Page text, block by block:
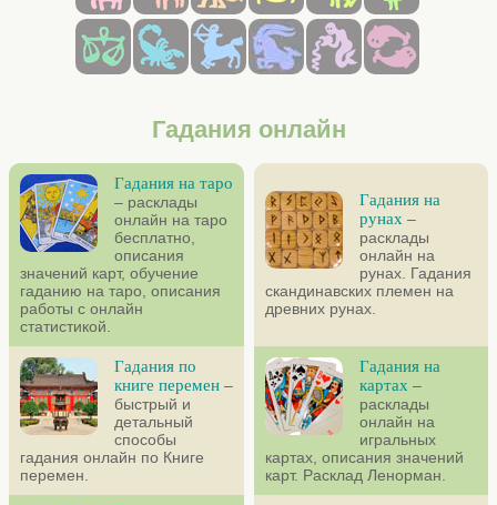
Гадания онлайн
Гадания на таро
– расклады
онлайн на таро
бесплатно,
описания
значений карт, обучение
гаданию на таро, описания
работы с онлайн
статистикой.
Гадания на
рунах –
расклады
онлайн на
рунах. Гадания
скандинавских племен на
древних рунах.
Гадания по
книге перемен –
быстрый и
детальный
способы
гадания онлайн по Книге
перемен.
Гадания на
картах –
расклады
онлайн на
игральных
картах, описания значений
карт. Расклад Ленорман.